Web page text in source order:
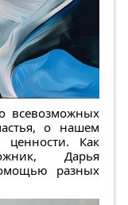
всевозможных
о нашем
ценности. Как
Дарья
разных